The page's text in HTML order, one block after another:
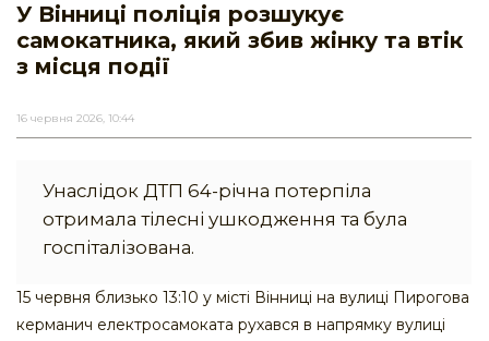
У Вінниці поліція розшукує
самокатника, який збив жінку та втік
з місця події
16 червня 2026, 10:44
Унаслідок ДТП 64-річна потерпіла
отримала тілесні ушкодження та була
госпіталізована.
15 червня близько 13:10 у місті Вінниці на вулиці Пирогова
керманич електросамоката рухався в напрямку вулиці